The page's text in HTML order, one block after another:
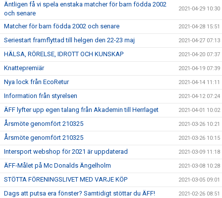
Äntligen få vi spela enstaka matcher för barn födda 2002
och senare
2021-04-29 10:30
Matcher för barn födda 2002 och senare 2021-04-28 15:51
Seriestart framflyttad till helgen den 22-23 maj 2021-04-27 07:13
HÄLSA, RÖRELSE, IDROTT OCH KUNSKAP 2021-04-20 07:37
Knattepremiär 2021-04-19 07:39
Nya lock från EcoRetur 2021-04-14 11:11
Information från styrelsen 2021-04-12 07:24
ÄFF lyfter upp egen talang från Akademin till Herrlaget 2021-04-01 10:02
Årsmöte genomfört 210325 2021-03-26 10:21
Årsmöte genomfört 210325 2021-03-26 10:15
Intersport webshop för 2021 är uppdaterad 2021-03-09 11:18
ÄFF-Målet på Mc Donalds Ängelholm 2021-03-08 10:28
STÖTTA FÖRENINGSLIVET MED VARJE KÖP 2021-03-05 09:01
Dags att putsa era fönster? Samtidigt stöttar du ÄFF! 2021-02-26 08:51